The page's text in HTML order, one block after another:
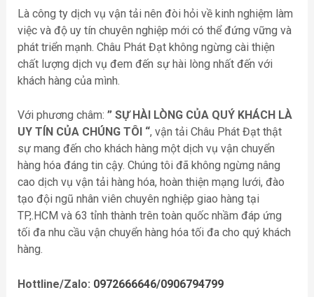
Là công ty dịch vụ vận tải nên đòi hỏi về kinh nghiệm làm
việc và độ uy tín chuyên nghiệp mới có thể đứng vững và
phát triển mạnh. Châu Phát Đạt không ngừng cài thiện
chất lượng dịch vụ đem đến sự hài lòng nhất đến với
khách hàng của mình.
Với phương châm: ” SỰ HÀI LÒNG CỦA QUÝ KHÁCH LÀ
UY TÍN CỦA CHÚNG TÔI “, vận tải Châu Phát Đạt thật
sự mang đến cho khách hàng một dịch vụ vận chuyển
hàng hóa đáng tin cậy. Chúng tôi đã không ngừng nâng
cao dịch vụ vận tải hàng hóa, hoàn thiện mạng lưới, đào
tạo đội ngũ nhân viên chuyên nghiệp giao hàng tại
TP,.HCM và 63 tỉnh thành trên toàn quốc nhầm đáp ứng
tối đa nhu cầu vận chuyển hàng hóa tối đa cho quý khách
hàng.
Hottline/Zalo: 0972666646/0906794799